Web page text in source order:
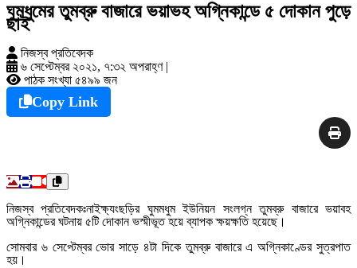
ঘুমধুমের তুমব্রু বাজারে ভয়াভহ অগ্নিকান্ডে ৫ দোকান পুড়ে
ছাই
নিজস্ব প্রতিবেদক
৬ সেপ্টেম্বর ২০২১, ৭:৩২ অপরাহ্ণ |
পাঠক সংখ্যা ৫৪৯৯ জন
Copy Link
নিজস্ব প্রতিবেদকঃনাইক্ষ্যংছড়ির ঘুমমধুম ইউনিয়ন সংলগ্ন তুমব্রু বাজারে ভয়াবহ
অগ্নিকান্ডের ঘটনায় ৫টি দোকান ভস্মীভূত হয়ে ব্যাপক ক্ষয়ক্ষতি হয়েছে।
সোমবার ৬ সেপ্টেম্বর ভোর সাড়ে ৪টা দিকে তুমব্রু বাজারে এ অগ্নিকাণ্ডের সুত্রপাত
হয়।